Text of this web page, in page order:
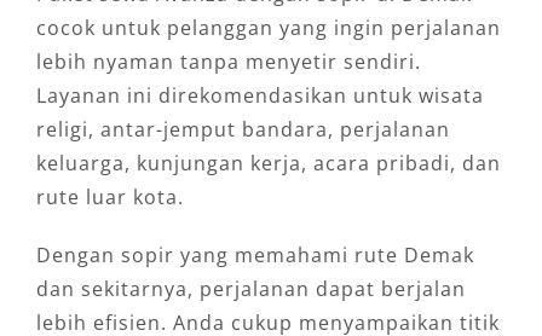
cocok untuk pelanggan yang ingin perjalanan
lebih nyaman tanpa menyetir sendiri.
Layanan ini direkomendasikan untuk wisata
religi, antar-jemput bandara, perjalanan
keluarga, kunjungan kerja, acara pribadi, dan
rute luar kota.
Dengan sopir yang memahami rute Demak
dan sekitarnya, perjalanan dapat berjalan
lebih efisien. Anda cukup menyampaikan titik